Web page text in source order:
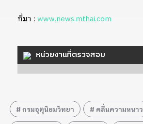
ที่มา : www.news.mthai.com
หน่วยงานที่ตรวจสอบ
กรมอุตุนิยมวิทยา คลื่นความหนาว